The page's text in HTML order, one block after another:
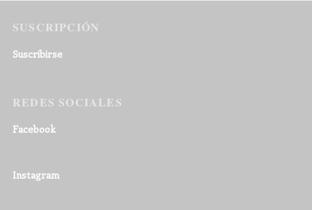
SUSCRIPCIÓN
Suscribirse
REDES SOCIALES
Facebook
Instagram